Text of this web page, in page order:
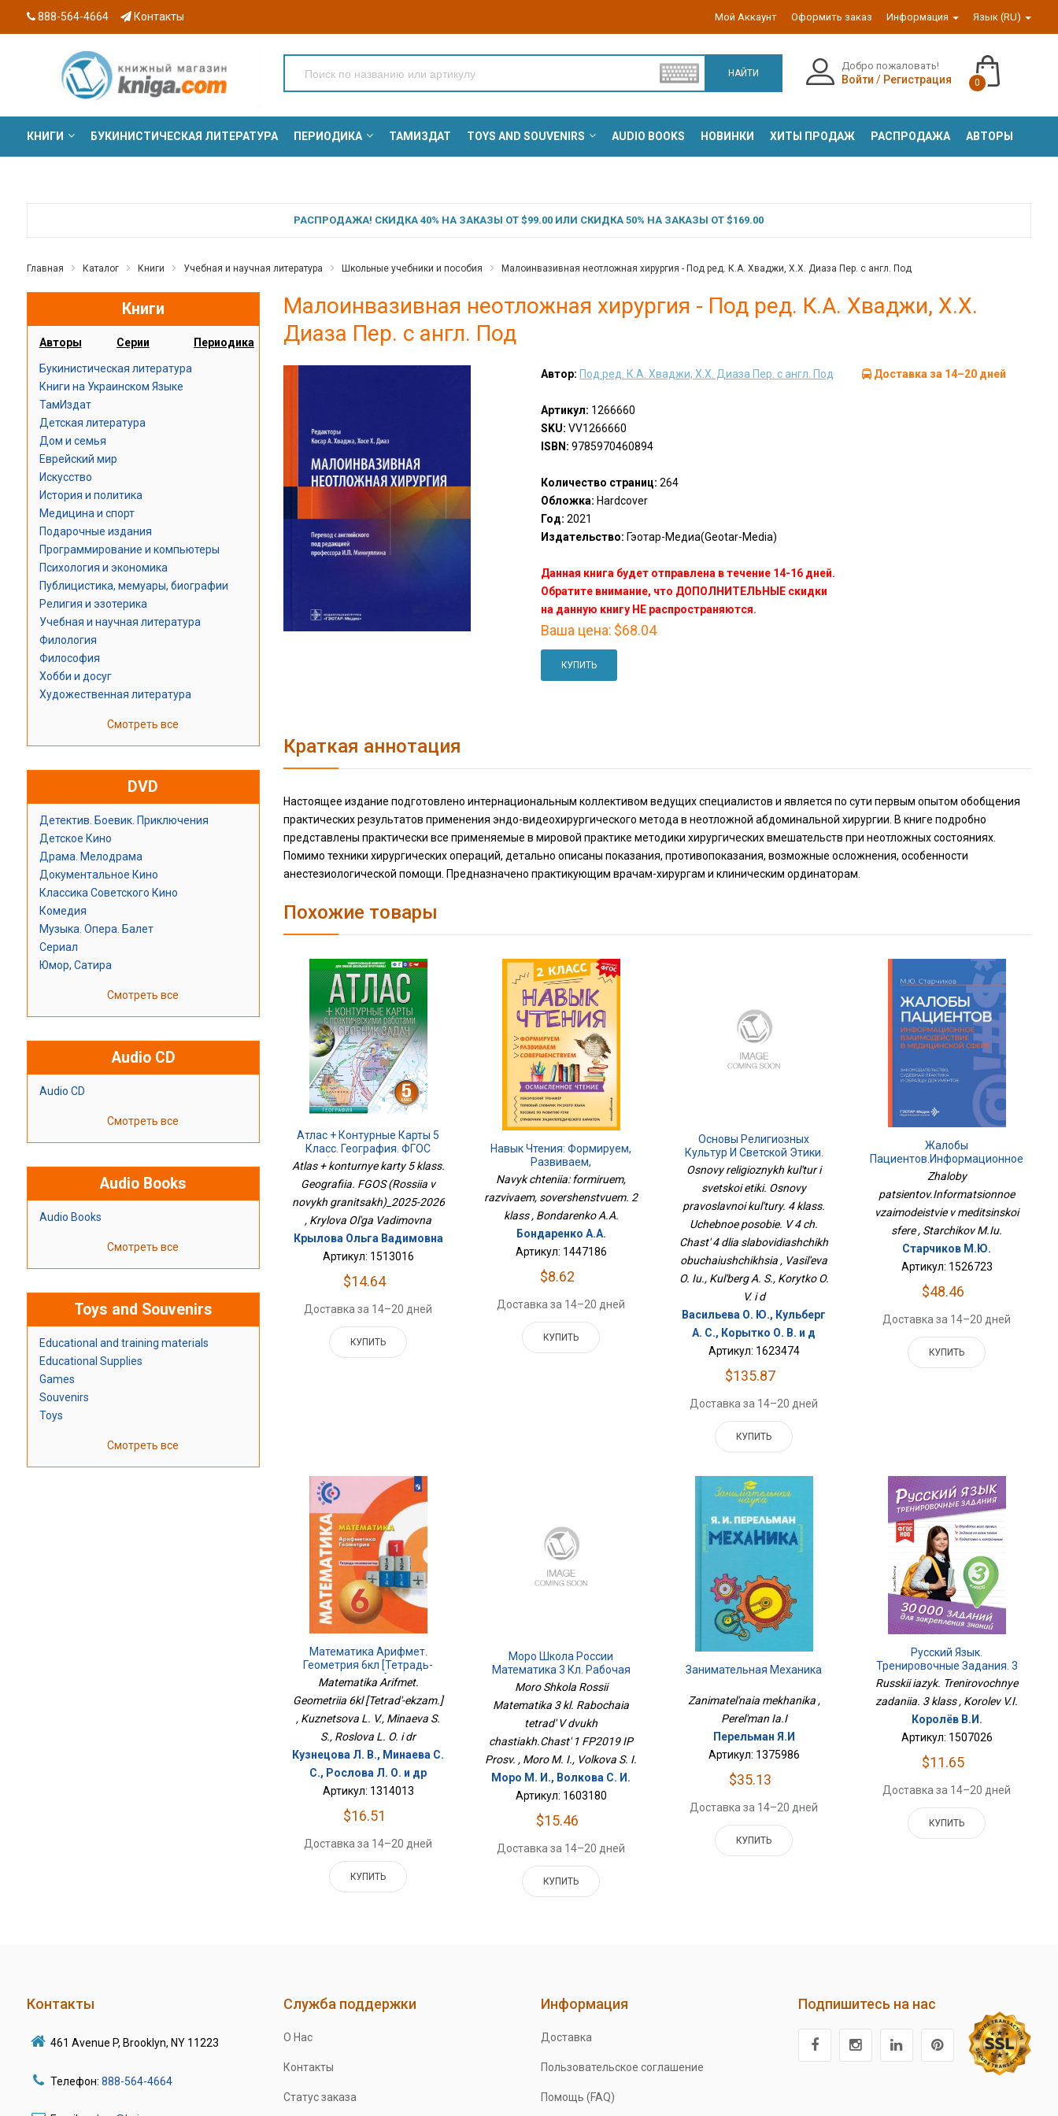
888-564-4664 Контакты Мой Аккаунт Оформить заказ Информация Язык (RU)
НАЙТИ
Добро пожаловать!
Войти / Регистрация 0
КНИГИ БУКИНИСТИЧЕСКАЯ ЛИТЕРАТУРА ПЕРИОДИКА ТАМИЗДАТ TOYS AND SOUVENIRS AUDIO BOOKS НОВИНКИ ХИТЫ ПРОДАЖ РАСПРОДАЖА АВТОРЫ
РАСПРОДАЖА! СКИДКА 40% НА ЗАКАЗЫ ОТ $99.00 ИЛИ СКИДКА 50% НА ЗАКАЗЫ ОТ $169.00
Главная Каталог Книги Учебная и научная литература Школьные учебники и пособия Малоинвазивная неотложная хирургия - Под ред. К.А. Хваджи, Х.Х. Диаза Пер. с англ. Под
Книги
Авторы Серии Периодика
Букинистическая литература
Книги на Украинском Языке
ТамИздат
Детская литература
Дом и семья
Еврейский мир
Искусство
История и политика
Медицина и спорт
Подарочные издания
Программирование и компьютеры
Психология и экономика
Публицистика, мемуары, биографии
Религия и эзотерика
Учебная и научная литература
Филология
Философия
Хобби и досуг
Художественная литература
Смотреть все
DVD
Детектив. Боевик. Приключения
Детское Кино
Драма. Мелодрама
Документальное Кино
Классика Советского Кино
Комедия
Музыка. Опера. Балет
Сериал
Юмор, Сатира
Смотреть все
Audio CD
Audio CD
Смотреть все
Audio Books
Audio Books
Смотреть все
Toys and Souvenirs
Educational and training materials
Educational Supplies
Games
Souvenirs
Toys
Смотреть все
Малоинвазивная неотложная хирургия - Под ред. К.А. Хваджи, Х.Х.
Диаза Пер. с англ. Под
Автор: Под ред. К.А. Хваджи, Х.Х. Диаза Пер. с англ. Под
Артикул: 1266660
SKU: VV1266660
ISBN: 9785970460894
Количество страниц: 264
Обложка: Hardcover
Год: 2021
Издательство: Гэотар-Медиа(Geotar-Media)
Данная книга будет отправлена в течение 14-16 дней.
Обратите внимание, что ДОПОЛНИТЕЛЬНЫЕ скидки
на данную книгу НЕ распространяются.
Ваша цена: $68.04
КУПИТЬ
Доставка за 14–20 дней
Краткая аннотация
Настоящее издание подготовлено интернациональным коллективом ведущих специалистов и является по сути первым опытом обобщения
практических результатов применения эндо-видеохирургического метода в неотложной абдоминальной хирургии. В книге подробно
представлены практически все применяемые в мировой практике методики хирургических вмешательств при неотложных состояниях.
Помимо техники хирургических операций, детально описаны показания, противопоказания, возможные осложнения, особенности
анестезиологической помощи. Предназначено практикующим врачам-хирургам и клиническим ординаторам.
Похожие товары
Атлас + Контурные Карты 5
Класс. География. ФГОС
(Россия В Новых
Границах)_2025-2026
Atlas + konturnye karty 5 klass.
Geografiia. FGOS (Rossiia v
novykh granitsakh)_2025-2026
, Krylova Ol'ga Vadimovna
Крылова Ольга Вадимовна
Артикул: 1513016
$14.64
Доставка за 14–20 дней
КУПИТЬ
Навык Чтения: Формируем,
Развиваем,
Совершенствуем. 2 Класс
Navyk chteniia: formiruem,
razvivaem, sovershenstvuem. 2
klass , Bondarenko A.A.
Бондаренко А.А.
Артикул: 1447186
$8.62
Доставка за 14–20 дней
КУПИТЬ
Основы Религиозных
Культур И Светской Этики.
Основы Православной
Культуры. 4 Класс. Учебное
Пособие. В 4 Ч. Часть 4 Для
Слабовидящих
Обучающихся
Osnovy religioznykh kul'tur i
svetskoi etiki. Osnovy
pravoslavnoi kul'tury. 4 klass.
Uchebnoe posobie. V 4 ch.
Chast' 4 dlia slabovidiashchikh
obuchaiushchikhsia , Vasil'eva
O. Iu., Kul'berg A. S., Korytko O.
V. i d
Васильева О. Ю., Кульберг
А. С., Корытко О. В. и д
Артикул: 1623474
$135.87
Доставка за 14–20 дней
КУПИТЬ
Жалобы
Пациентов.Информационное
Взаимодействие В
Медицинской Сфере
Zhaloby
patsientov.Informatsionnoe
vzaimodeistvie v meditsinskoi
sfere , Starchikov M.Iu.
Старчиков М.Ю.
Артикул: 1526723
$48.46
Доставка за 14–20 дней
КУПИТЬ
Математика Арифмет.
Геометрия 6кл [Тетрадь-
Экзам.]
Matematika Arifmet.
Geometriia 6kl [Tetrad'-ekzam.]
, Kuznetsova L. V., Minaeva S.
S., Roslova L. O. i dr
Кузнецова Л. В., Минаева С.
С., Рослова Л. О. и др
Артикул: 1314013
$16.51
Доставка за 14–20 дней
КУПИТЬ
Моро Школа России
Математика 3 Кл. Рабочая
Тетрадь В Двух
Просв.
Moro Shkola Rossii
Matematika 3 kl. Rabochaia
tetrad' V dvukh
chastiakh.Chast' 1 FP2019 IP
Prosv. , Moro M. I., Volkova S. I.
Моро М. И., Волкова С. И.
Артикул: 1603180
$15.46
Доставка за 14–20 дней
КУПИТЬ
Занимательная Механика
Zanimatel'naia mekhanika ,
Perel'man Ia.I
Перельман Я.И
Артикул: 1375986
$35.13
Доставка за 14–20 дней
КУПИТЬ
Русский Язык.
Тренировочные Задания. 3
Класс
Russkii iazyk. Trenirovochnye
zadaniia. 3 klass , Korolev V.I.
Королёв В.И.
Артикул: 1507026
$11.65
Доставка за 14–20 дней
КУПИТЬ
Контакты
461 Avenue P, Brooklyn, NY 11223
Телефон: 888-564-4664
Служба поддержки
О Нас
Контакты
Статус заказа
Информация
Доставка
Пользовательское соглашение
Помощь (FAQ)
Подпишитесь на нас